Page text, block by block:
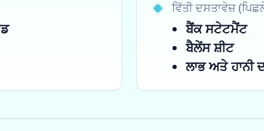
ਵਿੱਤੀ ਦਸਤਾਵੇਜ਼
ਬੈਂਕ ਸਟੇਟਮੈਂਟ
ਬੈਲੇਂਸ ਸ਼ੀਟ
ਲਾਭ ਅਤੇ ਹਾਨੀ